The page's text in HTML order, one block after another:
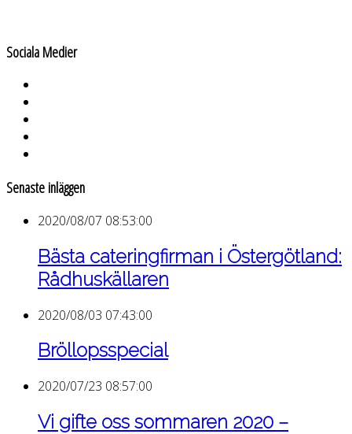
Sociala Medier
Senaste inläggen
2020/08/07 08:53:00
Bästa cateringfirman i Östergötland:
Rådhuskällaren
2020/08/03 07:43:00
Bröllopsspecial
2020/07/23 08:57:00
Vi gifte oss sommaren 2020 –